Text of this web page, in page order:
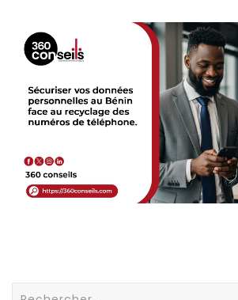
Rechercher :